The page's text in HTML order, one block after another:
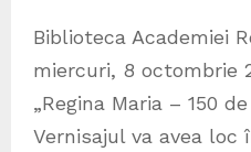
Biblioteca Academiei
miercuri, 8 octombrie
„Regina Maria – 150
Vernisajul va avea loc